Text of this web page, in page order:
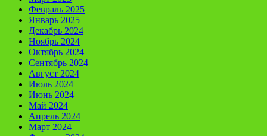
Февраль 2025
Январь 2025
Декабрь 2024
Ноябрь 2024
Октябрь 2024
Сентябрь 2024
Август 2024
Июль 2024
Июнь 2024
Май 2024
Апрель 2024
Март 2024